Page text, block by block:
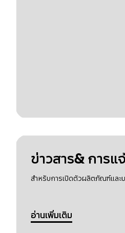
ข่าวสาร& การแ
สำหรับการเปิดตัวผลิตภัณฑ์และ
อ่านเพิ่มเติม